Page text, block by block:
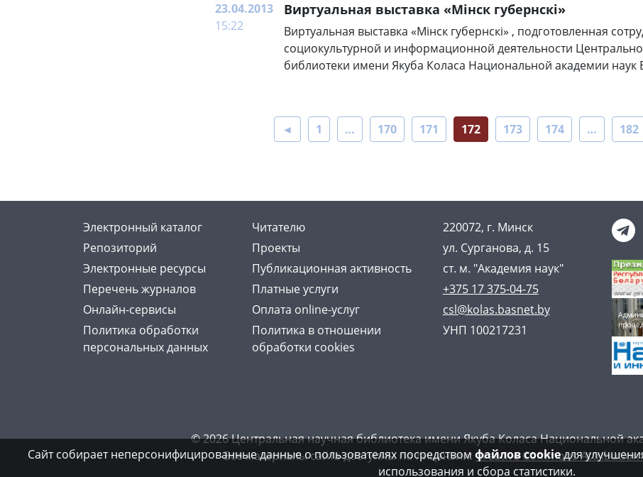
23.04.2013
15:22
Виртуальная выставка «Мінск губернскі»
Виртуальная выставка «Мінск губернскі» , подготовленная
социокультурной и информационной деятельности
библиотеки имени Якуба Коласа Национальной академии наук
◄ 1 … 170 171 172 173 174 … 182
Электронный каталог
Читателю
Репозиторий
Проекты
Электронные ресурсы
Публикационная активность
Перечень журналов
Платные услуги
Онлайн-сервисы
Оплата online-услуг
Политика обработки
персональных данных
Политика в отношении
обработки cookies
220072, г. Минск
ул. Сурганова, д. 15
ст. м. "Академия наук"
+375 17 375-04-75
csl@kolas.basnet.by
УНП 100217231
© 2026 Центральная научная библиотека имени Якуба Коласа Национальной
Все материалы сайта доступны по лицензии:Creative Commons
Сайт собирает неперсонифицированные данные о пользователях посредствомфайлов cookieдля
использования и сбора статистики.